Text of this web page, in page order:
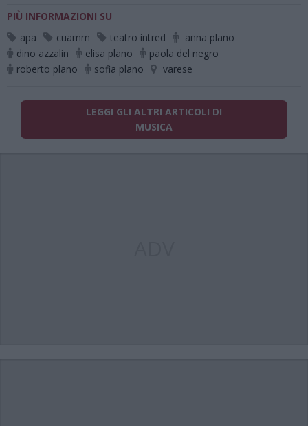
PIÙ INFORMAZIONI SU
apa
cuamm teatro intred
anna plano
dino azzalin
elisa plano
paola del negro
roberto plano
sofia plano varese
LEGGI GLI ALTRI ARTICOLI DI
MUSICA